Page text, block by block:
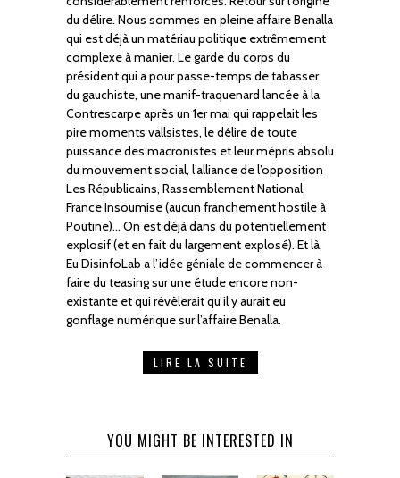
du délire. Nous sommes en pleine affaire Benalla
qui est déjà un matériau politique extrêmement
complexe à manier. Le garde du corps du
président qui a pour passe-temps de tabasser
du gauchiste, une manif-traquenard lancée à la
Contrescarpe après un 1er mai qui rappelait les
pire moments vallsistes, le délire de toute
puissance des macronistes et leur mépris absolu
du mouvement social, l’alliance de l’opposition
Les Républicains, Rassemblement National,
France Insoumise (aucun franchement hostile à
Poutine)… On est déjà dans du potentiellement
explosif (et en fait du largement explosé). Et là,
Eu DisinfoLab a l’idée géniale de commencer à
faire du teasing sur une étude encore non-
existante et qui révèlerait qu’il y aurait eu
gonflage numérique sur l’affaire Benalla.
LIRE LA SUITE
YOU MIGHT BE INTERESTED IN